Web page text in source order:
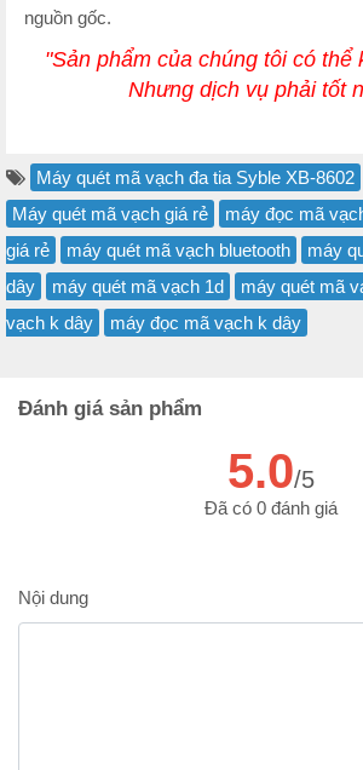
nguồn gốc.
"Sản phẩm của chúng tôi có thể
Nhưng dịch vụ phải tốt
Máy quét mã vạch đa tia Syble XB-8602
Máy quét mã vạch giá rẻ
máy đọc mã
giá rẻ
máy quét mã vạch bluetooth
máy
dây
máy quét mã vạch 1d máy quét mã
vạch k dây
máy đọc mã vạch k dây
Đánh giá sản phẩm
5.0/5
Đã có 0 đánh giá
Nội dung